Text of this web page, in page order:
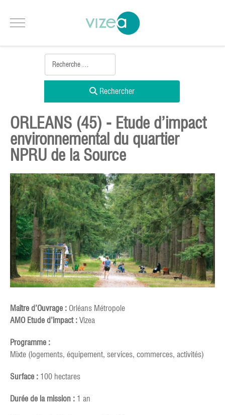
Rechercher
ORLEANS (45) - Etude d’impact
environnemental du quartier
NPRU de la Source
Maître d’Ouvrage : Orléans Métropole
AMO Etude d’impact : Vizea
Programme :
Mixte (logements, équipement, services, commerces, activités)
Surface : 100 hectares
Durée de la mission : 1 an